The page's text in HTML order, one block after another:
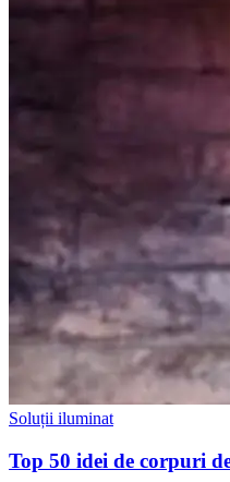
Soluții iluminat
Top 50 idei de corpuri